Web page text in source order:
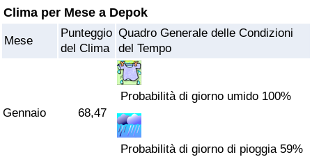
Clima per Mese a Depok
Mese
Punteggio
del Clima
Quadro Generale delle Condizioni
del Tempo
Gennaio 68,47
Probabilità di giorno umido 100%
Probabilità di giorno di pioggia 59%
Indice dell’Assistenza Sanitaria per
Inquinamento
Indice dell’Inquinamento (Corrente)